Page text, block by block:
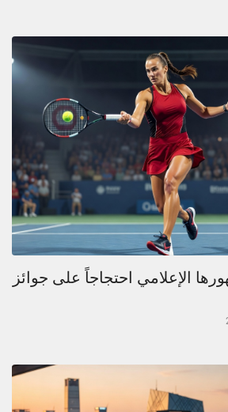
الإعلامي احتجاجاً على جوائز